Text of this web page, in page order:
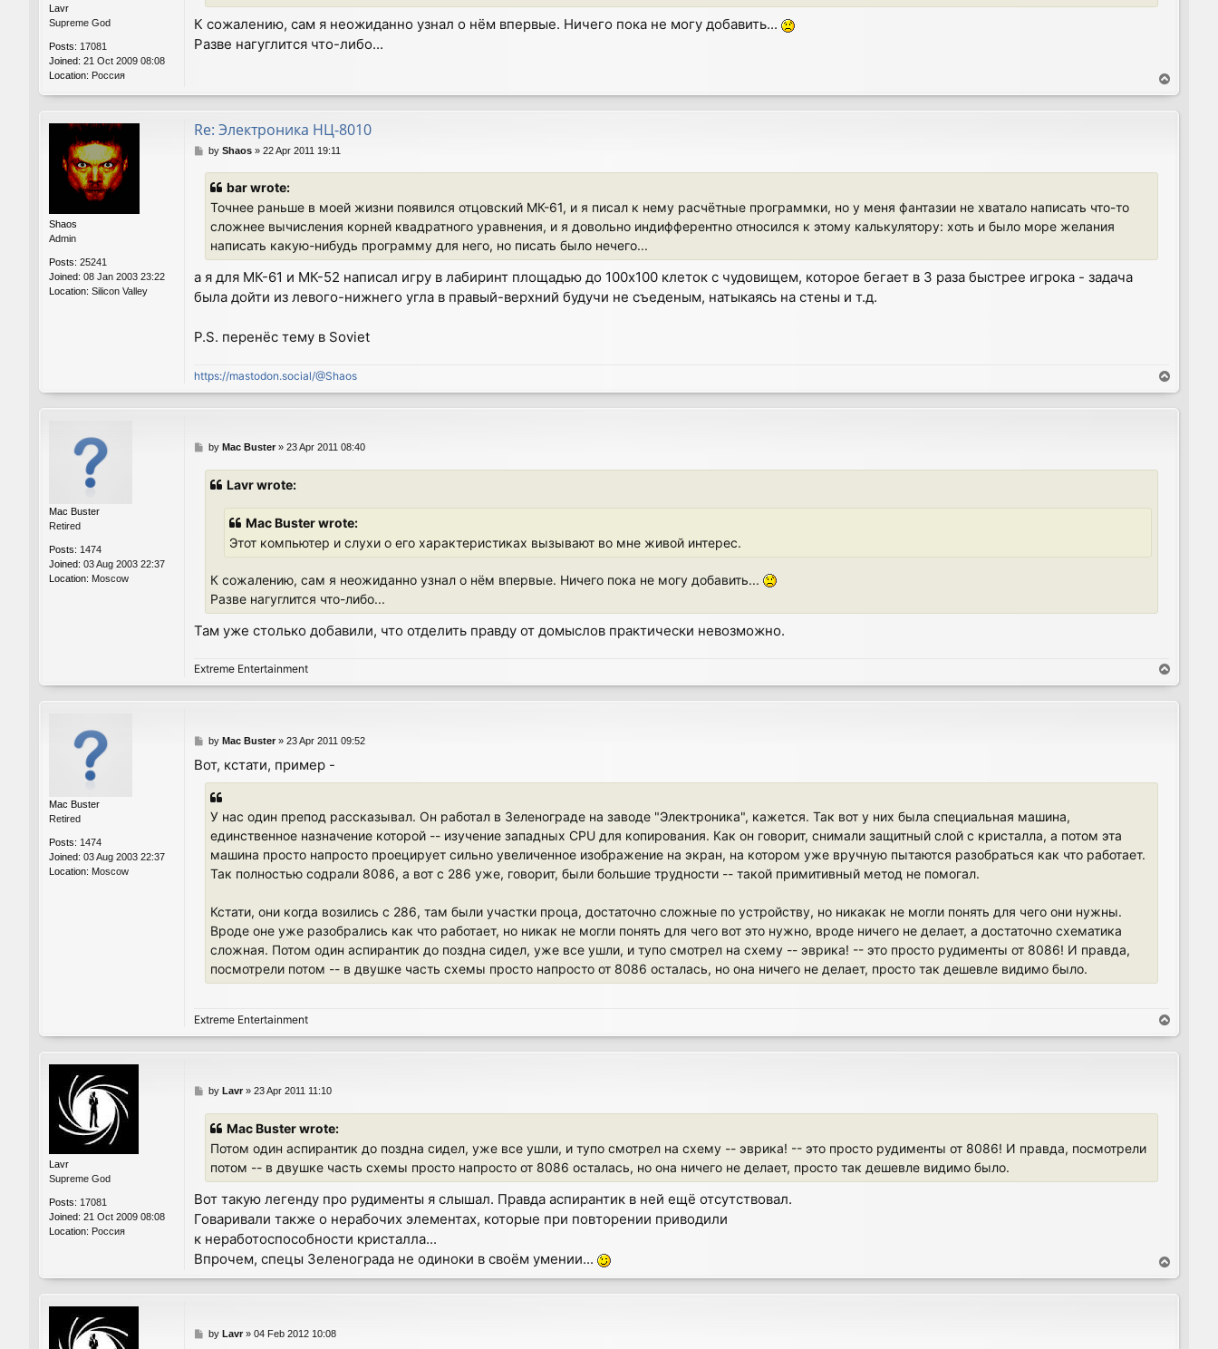
Lavr
Supreme God
Posts: 17081
Joined: 21 Oct 2009 08:08
Location: Россия
К сожалению, сам я неожиданно узнал о нём впервые. Ничего пока не могу добавить...
Разве нагуглится что-либо...
o
p
Shaos
Admin
Posts: 25241
Joined: 08 Jan 2003 23:22
Location: Silicon Valley
Re: Электроника НЦ-8010
Pby Shaos» 22 Apr 2011 19:11
bar wrote:
Точнее раньше в моей жизни появился отцовский МК-61, и я писал к нему расчётные программки, но у меня фантазии не хватало написать что-то
сложнее вычисления корней квадратного уравнения, и я довольно индифферентно относился к этому калькулятору: хоть и было море желания
написать какую-нибудь программу для него, но писать было нечего...
а я для МК-61 и МК-52 написал игру в лабиринт площадью до 100x100 клеток с чудовищем, которое бегает в 3 раза быстрее игрока - задача
была дойти из левого-нижнего угла в правый-верхний будучи не съеденым, натыкаясь на стены и т.д.
P.S. перенёс тему в Soviet
https://mastodon.social/@Shaos
o
p
Mac Buster
Retired
Posts: 1474
Joined: 03 Aug 2003 22:37
Location: Moscow
Pby Mac Buster» 23 Apr 2011 08:40
Lavr wrote:
Mac Buster wrote:
Этот компьютер и слухи о его характеристиках вызывают во мне живой интерес.
К сожалению, сам я неожиданно узнал о нём впервые. Ничего пока не могу добавить...
Разве нагуглится что-либо...
Там уже столько добавили, что отделить правду от домыслов практически невозможно.
Extreme Entertainment
o
p
Mac Buster
Retired
Posts: 1474
Joined: 03 Aug 2003 22:37
Location: Moscow
P
s
t
by Mac Buster» 23 Apr 2011 09:52
Вот, кстати, пример -
У нас один препод рассказывал. Он работал в Зеленограде на заводе "Электроника", кажется. Так вот у них была специальная машина,
единственное назначение которой -- изучение западных CPU для копирования. Как он говорит, снимали защитный слой с кристалла, а потом эта
машина просто напросто проецирует сильно увеличенное изображение на экран, на котором уже вручную пытаются разобраться как что работает.
Так полностью содрали 8086, а вот с 286 уже, говорит, были большие трудности -- такой примитивный метод не помогал.
Кстати, они когда возились с 286, там были участки проца, достаточно сложные по устройству, но никакак не могли понять для чего они нужны.
Вроде оне уже разобрались как что работает, но никак не могли понять для чего вот это нужно, вроде ничего не делает, а достаточно схематика
сложная. Потом один аспирантик до поздна сидел, уже все ушли, и тупо смотрел на схему -- эврика! -- это просто рудименты от 8086! И правда,
посмотрели потом -- в двушке часть схемы просто напросто от 8086 осталась, но она ничего не делает, просто так дешевле видимо было.
Extreme Entertainment
o
p
Lavr
Supreme God
Posts: 17081
Joined: 21 Oct 2009 08:08
Location: Россия
Pby Lavr» 23 Apr 2011 11:10
Mac Buster wrote:
Потом один аспирантик до поздна сидел, уже все ушли, и тупо смотрел на схему -- эврика! -- это просто рудименты от 8086! И правда, посмотрели
потом -- в двушке часть схемы просто напросто от 8086 осталась, но она ничего не делает, просто так дешевле видимо было.
Вот такую легенду про рудименты я слышал. Правда аспирантик в ней ещё отсутствовал.
Говаривали также о нерабочих элементах, которые при повторении приводили
к неработоспособности кристалла...
Впрочем, спецы Зеленограда не одиноки в своём умении...
o
p
Pby Lavr» 04 Feb 2012 10:08